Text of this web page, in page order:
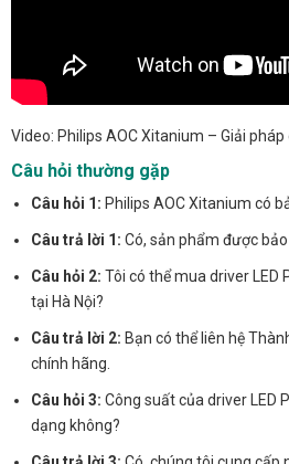
Video: Philips AOC Xitanium – Giải
Câu hỏi thường gặp
Câu hỏi 1: Philips AOC Xitanium có
Câu trả lời 1: Có, sản phẩm được
Câu hỏi 2: Tôi có thể mua driver LED
tại Hà Nội?
Câu trả lời 2: Bạn có thể liên hệ
chính hãng.
Câu hỏi 3: Công suất của driver LED
dạng không?